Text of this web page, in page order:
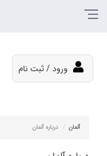
ورود / ثبت نام
آلمان درباره آلمان